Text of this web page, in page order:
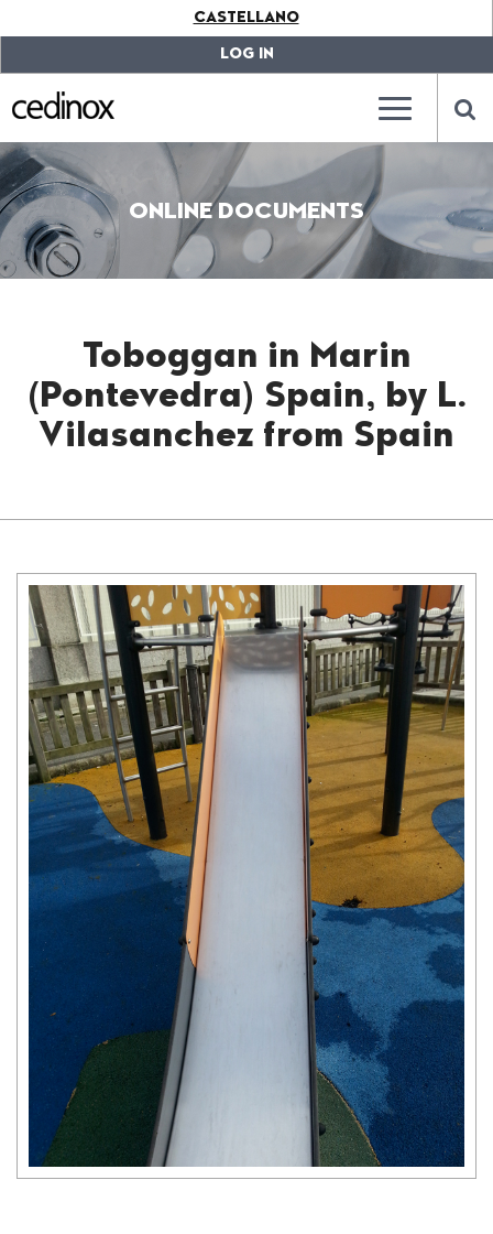
label.access.jump.content???
???
label.access.jump.header???
label.access.jump.footer???
???
label.access.jump.menu???
CASTELLANO
LOG IN
???
???
ONLINE DOCUMENTS
Toboggan in Marin
(Pontevedra) Spain, by L.
Vilasanchez from Spain